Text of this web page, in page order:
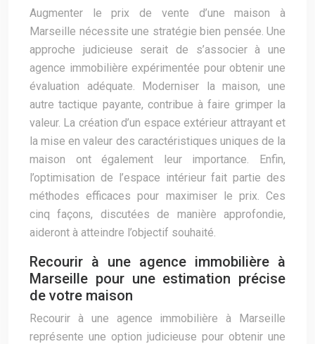
Augmenter le prix de vente d’une maison à
Marseille nécessite une stratégie bien pensée. Une
approche judicieuse serait de s’associer à une
agence immobilière expérimentée pour obtenir une
évaluation adéquate. Moderniser la maison, une
autre tactique payante, contribue à faire grimper la
valeur. La création d’un espace extérieur attrayant et
la mise en valeur des caractéristiques uniques de la
maison ont également leur importance. Enfin,
l’optimisation de l’espace intérieur fait partie des
méthodes efficaces pour maximiser le prix. Ces
cinq façons, discutées de manière approfondie,
aideront à atteindre l’objectif souhaité.
Recourir à une agence immobilière à
Marseille pour une estimation précise
de votre maison
Recourir à une agence immobilière à Marseille
représente une option judicieuse pour obtenir une